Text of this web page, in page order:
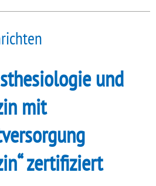
und
mit
zertifiziert